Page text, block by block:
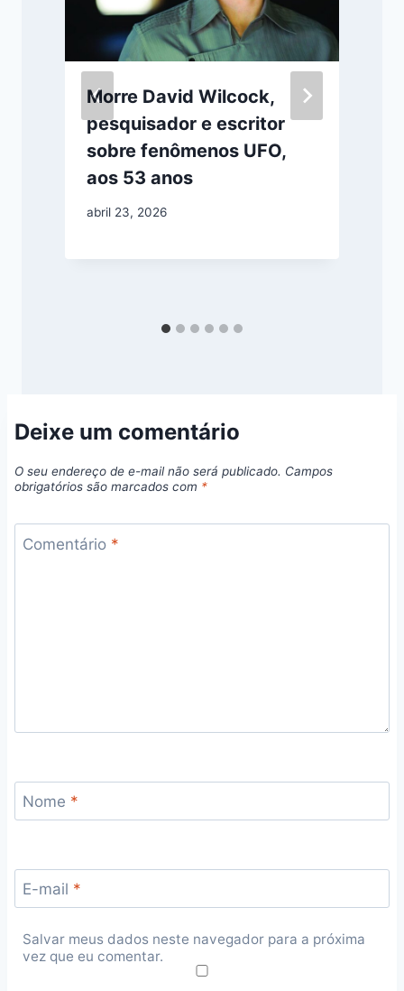
Morre David Wilcock,
pesquisador e escritor
sobre fenômenos UFO,
aos 53 anos
abril 23, 2026
Deixe um comentário
O seu endereço de e-mail não será publicado. Campos
obrigatórios são marcados com *
Comentário *
Nome *
E-mail *
Salvar meus dados neste navegador para a próxima
vez que eu comentar.